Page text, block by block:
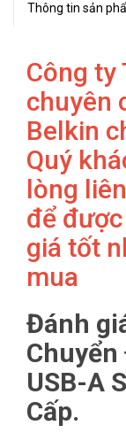
Thông tin sản
Công ty
chuyên
Belkin
Quý
lòng
để
giá tốt
mua
Đánh
USB-A
Cấp.